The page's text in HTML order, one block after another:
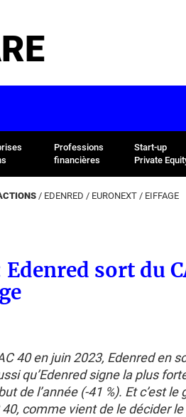
Professions
financières
Start-up
Private
/ EDENRED / EURONEXT / EIFFAGE
Edenred sort du
40 en juin 2023, Edenred en
qu’Edenred signe la plus
de l’année (-41 %). Et c’est
40, comme vient de le décider